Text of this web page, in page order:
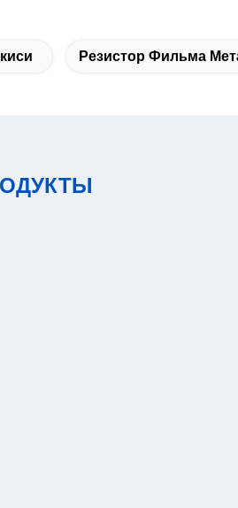
Резистор Фильма